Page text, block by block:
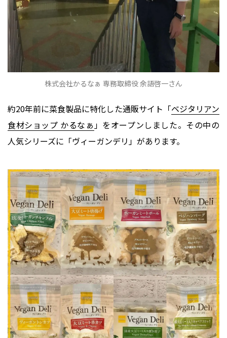
株式会社かるなぁ 専務取締役 余語啓一さん
約20年前に菜食製品に特化した通販サイト「ベジタリアン
食材ショップ かるなぁ」をオープンしました。その中の
人気シリーズに「ヴィーガンデリ」があります。